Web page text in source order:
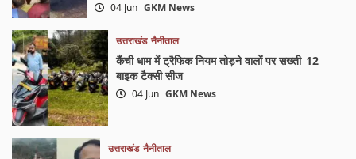
04 Jun GKM News
उत्तराखंड नैनीताल
कैंची धाम में ट्रैफिक नियम तोड़ने वालों पर सख्ती_12
बाइक टैक्सी सीज
04 Jun GKM News
उत्तराखंड नैनीताल